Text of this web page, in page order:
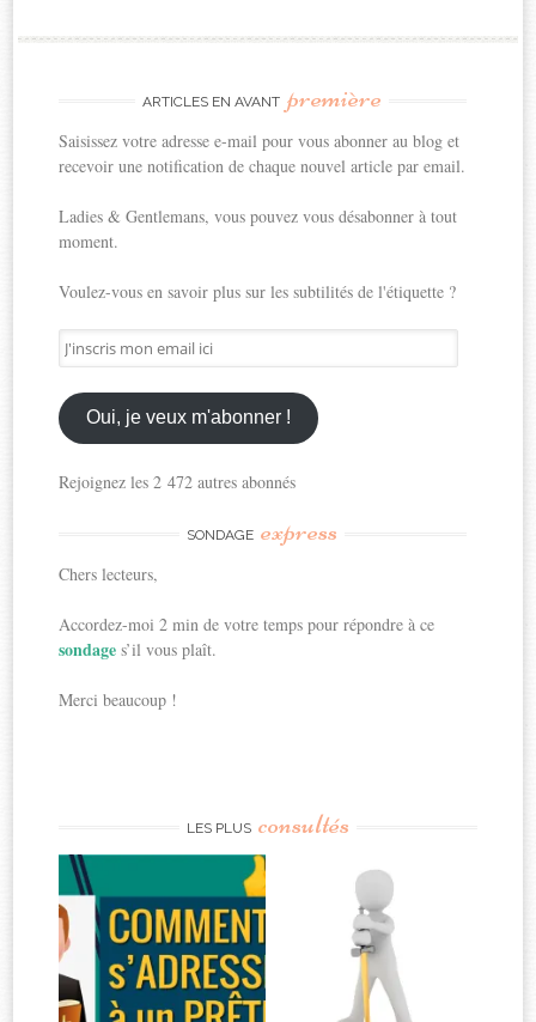
ARTICLES EN AVANT première
Saisissez votre adresse e-mail pour vous abonner au blog et
recevoir une notification de chaque nouvel article par email.
Ladies & Gentlemans, vous pouvez vous désabonner à tout
moment.
Voulez-vous en savoir plus sur les subtilités de l'étiquette ?
J'inscris
mon
email
ici
Oui, je veux m'abonner !
Rejoignez les 2 472 autres abonnés
SONDAGE express
Chers lecteurs,
Accordez-moi 2 min de votre temps pour répondre à ce
sondages’il vous plaît.
Merci beaucoup !
LES PLUS consultés